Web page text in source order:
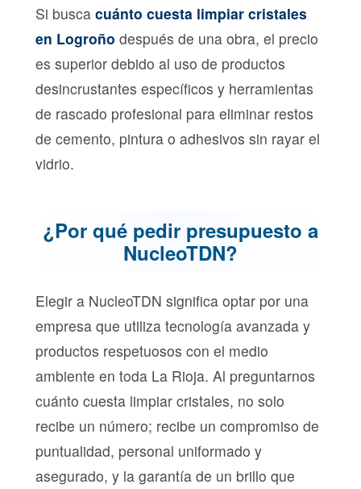
Si busca cuánto cuesta limpiar cristales
en Logroño después de una obra, el precio
es superior debido al uso de productos
desincrustantes específicos y herramientas
de rascado profesional para eliminar restos
de cemento, pintura o adhesivos sin rayar el
vidrio.
¿Por qué pedir presupuesto a
NucleoTDN?
Elegir a NucleoTDN significa optar por una
empresa que utiliza tecnología avanzada y
productos respetuosos con el medio
ambiente en toda La Rioja. Al preguntarnos
cuánto cuesta limpiar cristales, no solo
recibe un número; recibe un compromiso de
puntualidad, personal uniformado y
asegurado, y la garantía de un brillo que